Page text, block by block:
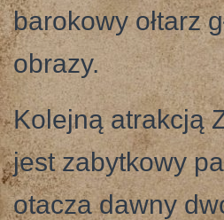
barokowy ołtarz
obrazy.
Kolejną atrakcją
jest zabytkowy
otacza dawny